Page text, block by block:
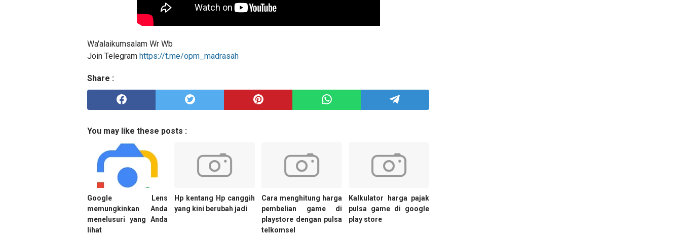
Wa'alaikumsalam Wr Wb
Join Telegram https://t.me/opm_madrasah
Share :
You may like these posts :
Google Lens
memungkinkan Anda
menelusuri yang Anda
lihat
Hp kentang Hp canggih
yang kini berubah jadi
Cara menghitung harga
pembelian game di
playstore dengan pulsa
telkomsel
Kalkulator harga pajak
pulsa game di google
play store